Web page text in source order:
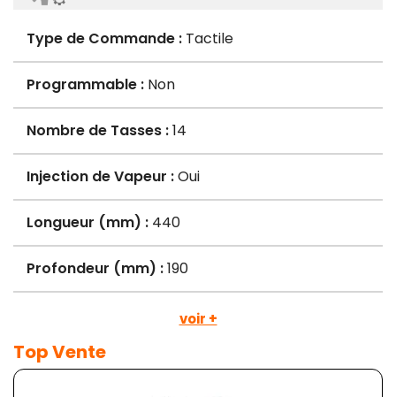
Type de Commande : Tactile
Programmable : Non
Nombre de Tasses :14
Injection de Vapeur :Oui
Longueur (mm) : 440
Profondeur (mm) :190
voir +
Top Vente